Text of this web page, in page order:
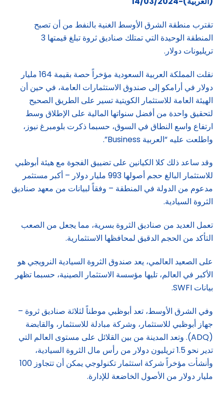
تقترب منطقة الشرق الأوسط الغنية بالنفط من أن تصبح
المنطقة الوحيدة التي تمتلك صناديق ثروة تبلغ قيمتها 3
تريليونات دولار.
نقلت المملكة العربية السعودية مؤخراً حصة بقيمة 164 مليار
دولار في أرامكو إلى صندوق الاستثمارات العامة، في حين أن
الهيئة العامة للاستثمار الكويتية تسير على الطريق الصحيح
لتحقيق واحدة من أفضل سنواتها المالية على الإطلاق وسط
ارتفاع واسع النطاق في السوق، حسبما ذكرت بلومبرغ نيوز،
واطلعت عليه “العربية Business”.
وقد ساعد ذلك كلا الكيانين على تضييق الفجوة مع هيئة أبوظبي
للاستثمار البالغ حجم أصولها 993 مليار دولار – أكبر مستثمر
مدعوم من الدولة في المنطقة – وفقاً لبيانات من معهد صناديق
الثروة السيادية.
تعمل العديد من صناديق الثروة بسرية، مما يجعل من الصعب
التأكد من الحجم الدقيق لمحافظها الاستثمارية.
على الصعيد العالمي، يعد صندوق الثروة السيادية النرويجي هو
الأكبر في العالم، تليها مؤسسة الاستثمار الصينية، حسبما تظهر
بيانات SWFI.
وفي الشرق الأوسط، تعد أبوظبي موطناً لثلاثة صناديق ثروة –
جهاز أبوظبي للاستثمار، وشركة مبادلة للاستثمار، والقابضة
(ADQ). وتعد المدينة من بين القلائل على مستوى العالم التي
تدير نحو 1.5 تريليون دولار من رأس مال الثروة السيادية،
وأنشأت مؤخراً شركة استثمار تكنولوجي يمكن أن تتجاوز 100
مليار دولار من الأصول الخاضعة للإدارة.